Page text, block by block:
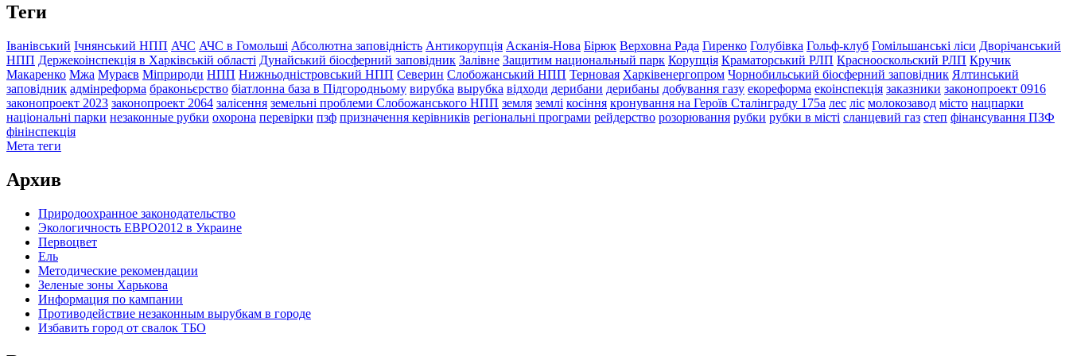
Теги
Іванівський Ічнянський НПП АЧС АЧС в Гомольші Абсолютна заповідність Антикорупція Асканія-Нова Бірюк Верховна Рада Гиренко Голубівка Гольф-клуб Гомільшанські ліси Дворічанський
НПП Держекоінспекція в Харківській області Дунайський біосферний заповідник Залівне Защитим национальный парк Корупція Краматорський РЛП Краснооскольский РЛП Кручик
Макаренко Мжа Мураєв Міприроди НПП Нижньодністровський НПП Северин Слобожанський НПП Терновая Харківенергопром Чорнобильський біосферний заповідник Ялтинський
заповідник адмінреформа браконьєрство біатлонна база в Підгородньому вирубка вырубка відходи дерибани дерибаны добування газу екореформа екоінспекція заказники законопроект 0916
законопроект 2023 законопроект 2064 залісення земельні проблеми Слобожанського НПП земля землі косіння кронування на Героїв Сталінграду 175а лес ліс молокозавод місто нацпарки
національні парки незаконные рубки охорона перевірки пзф призначення керівників регіональні програми рейдерство розорювання рубки рубки в місті сланцевий газ степ фінансування ПЗФ
фінінспекція
Мета теги
Архив
Природоохранное законодательство
Экологичность ЕВРО2012 в Украине
Первоцвет
Ель
Методические рекомендации
Зеленые зоны Харькова
Информация по кампании
Противодействие незаконным вырубкам в городе
Избавить город от свалок ТБО